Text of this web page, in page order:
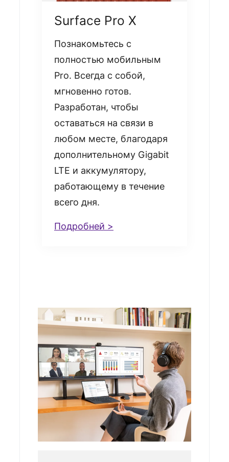
Surface Pro Х
Познакомьтесь с
полностью мобильным
Pro. Всегда с собой,
мгновенно готов.
Разработан, чтобы
оставаться на связи в
любом месте, благодаря
дополнительному Gigabit
LTE и аккумулятору,
работающему в течение
всего дня.
Подробней >